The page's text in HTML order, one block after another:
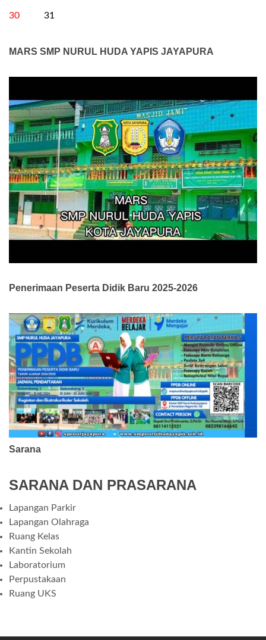
30 31
MARS SMP NURUL HUDA YAPIS JAYAPURA
Penerimaan Peserta Didik Baru 2025-2026
Sarana
SARANA DAN PRASARANA
Lapangan Parkir
Lapangan Olahraga
Ruang Kelas
Kantin Sekolah
Laboratorium
Perpustakaan
Ruang UKS